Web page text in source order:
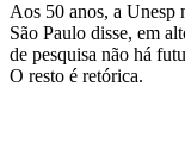
Aos 50 anos, a Unesp
São Paulo disse, em
de pesquisa não há
O resto é retórica.